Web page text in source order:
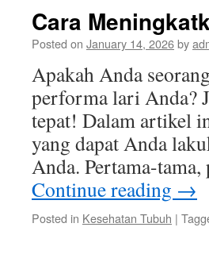
Cara
Posted on January 14, 2026by
Apakah Anda
performa lari Anda?
tepat! Dalam artikel
yang dapat Anda
Anda. Pertama-
Continue reading →
Posted in Kesehatan Tubuh |